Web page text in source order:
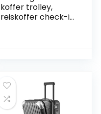
koffer trolley,
reiskoffer check-in